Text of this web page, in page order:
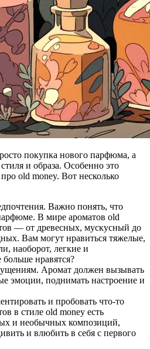
покупка нового парфюма, а
и образа. Особенно это
old money. Вот несколько
Важно понять, что
В мире ароматов old
— от древесных, мускусный до
Вам могут нравиться тяжелые,
наоборот, легкие и
нравятся?
Аромат должен вызывать
эмоции, поднимать настроение и
и пробовать что-то
в стиле old money есть
и необычных композиций,
и влюбить в себя с первого